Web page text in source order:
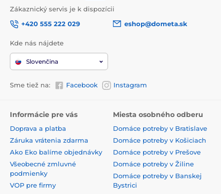
Zákaznický servis je k dispozícii
+420 555 222 029
eshop@dometa.sk
Kde nás nájdete
Slovenčina
Sme tiež na: Facebook Instagram
Informácie pre vás
Doprava a platba
Záruka vrátenia zdarma
Ako Eko balíme objednávky
Všeobecné zmluvné
podmienky
VOP pre firmy
Miesta osobného odberu
Domáce potreby v Bratislave
Domáce potreby v Košiciach
Domáce potreby v Prešove
Domáce potreby v Žiline
Domáce potreby v Banskej
Bystrici